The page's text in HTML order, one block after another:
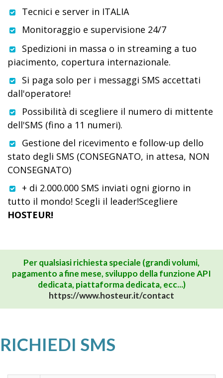
Tecnici e server in ITALIA
Monitoraggio e supervisione 24/7
Spedizioni in massa o in streaming a tuo
piacimento, copertura internazionale.
Si paga solo per i messaggi SMS accettati
dall'operatore!
Possibilità di scegliere il numero di mittente
dell'SMS (fino a 11 numeri).
Gestione del ricevimento e follow-up dello
stato degli SMS (CONSEGNATO, in attesa, NON
CONSEGNATO)
+ di 2.000.000 SMS inviati ogni giorno in
tutto il mondo! Scegli il leader!Scegliere
HOSTEUR!
Per qualsiasi richiesta speciale (grandi volumi,
pagamento a fine mese, sviluppo della funzione API
dedicata, piattaforma dedicata, ecc...)
https://www.hosteur.it/contact
RICHIEDI SMS